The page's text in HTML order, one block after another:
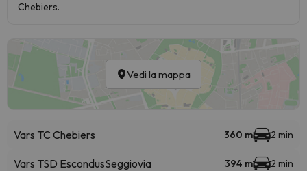
Chebiers.
Vedi la mappa
Vars TC Chebiers 360 m 2 min
Vars TSD EscondusSeggiovia 394 m 2 min